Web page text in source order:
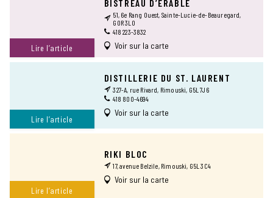
Lire l’article
BISTREAU D’ÉRABLE
51, 6e Rang Ouest, Sainte-Lucie-de-Beauregard,
GOR 3L0
418 223-3832
Voir sur la carte
Lire l’article
DISTILLERIE DU ST. LAURENT
327-A, rue Rivard, Rimouski, G5L 7J6
418 800-4694
Voir sur la carte
Lire l’article
RIKI BLOC
17, avenue Belzile, Rimouski, G5L 3C4
Voir sur la carte